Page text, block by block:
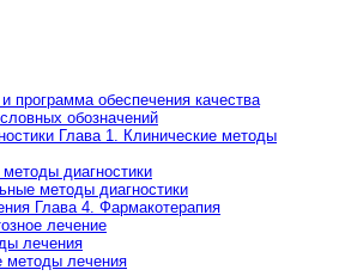
программа обеспечения качества
обозначений
Глава 1. Клинические методы
диагностики
методы диагностики
Глава 4. Фармакотерапия
лечение
лечения
методы лечения